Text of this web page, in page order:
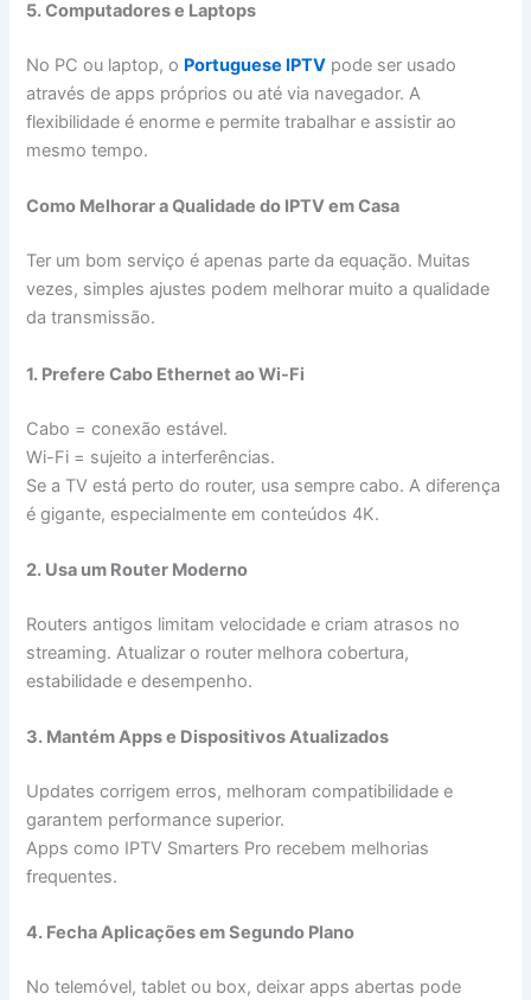
5. Computadores e Laptops
No PC ou laptop, o Portuguese IPTV pode ser usado
através de apps próprios ou até via navegador. A
flexibilidade é enorme e permite trabalhar e assistir ao
mesmo tempo.
Como Melhorar a Qualidade do IPTV em Casa
Ter um bom serviço é apenas parte da equação. Muitas
vezes, simples ajustes podem melhorar muito a qualidade
da transmissão.
1. Prefere Cabo Ethernet ao Wi-Fi
Cabo = conexão estável.
Wi-Fi = sujeito a interferências.
Se a TV está perto do router, usa sempre cabo. A diferença
é gigante, especialmente em conteúdos 4K.
2. Usa um Router Moderno
Routers antigos limitam velocidade e criam atrasos no
streaming. Atualizar o router melhora cobertura,
estabilidade e desempenho.
3. Mantém Apps e Dispositivos Atualizados
Updates corrigem erros, melhoram compatibilidade e
garantem performance superior.
Apps como IPTV Smarters Pro recebem melhorias
frequentes.
4. Fecha Aplicações em Segundo Plano
No telemóvel, tablet ou box, deixar apps abertas pode